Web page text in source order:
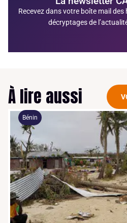
Recevez dans votre boîte mail
décryptages de
À lire aussi
Bénin